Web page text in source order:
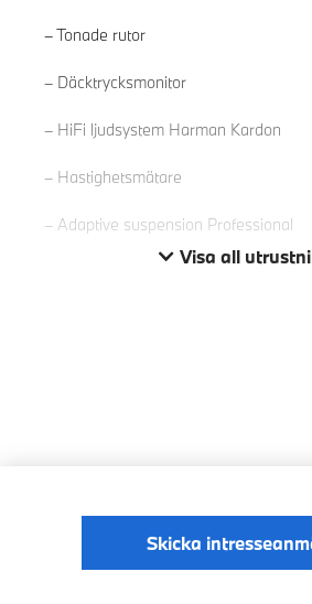
Tonade rutor
Däcktrycksmonitor
HiFi ljudsystem Harman Kardon
Hastighetsmätare
Adaptive suspension Professional
Visa all
Skicka